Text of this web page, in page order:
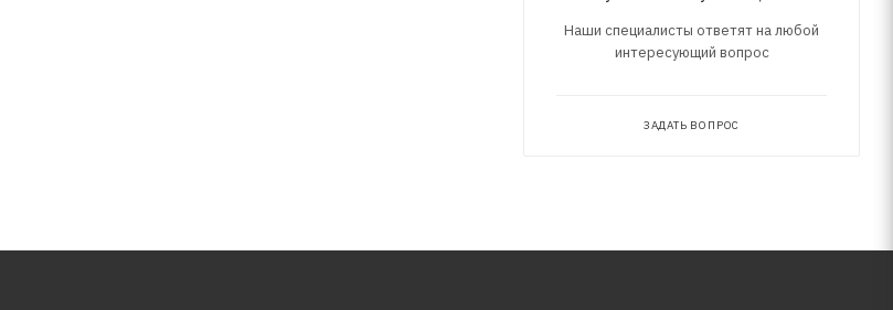
Наши специалисты ответят на любой
интересующий вопрос
ЗАДАТЬ ВОПРОС